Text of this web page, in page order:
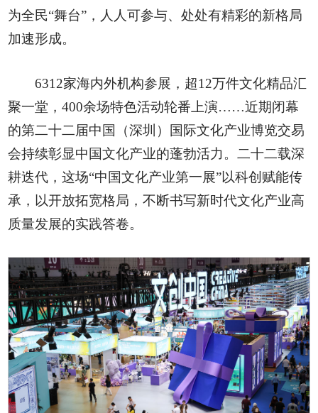
为全民“舞台”，人人可参与、处处有精彩的新格局
加速形成。
6312家海内外机构参展，超12万件文化精品汇
聚一堂，400余场特色活动轮番上演……近期闭幕
的第二十二届中国（深圳）国际文化产业博览交易
会持续彰显中国文化产业的蓬勃活力。二十二载深
耕迭代，这场“中国文化产业第一展”以科创赋能传
承，以开放拓宽格局，不断书写新时代文化产业高
质量发展的实践答卷。